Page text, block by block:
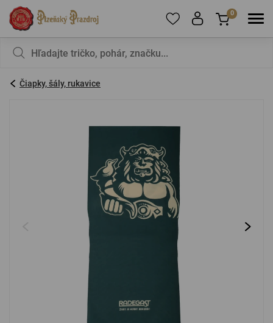
sa.
PRIHLÁSIŤ SA
Nová registrácia
PRIHLÁSENIE CEZ FACEBOOK
0
Čiapky, šály, rukavice